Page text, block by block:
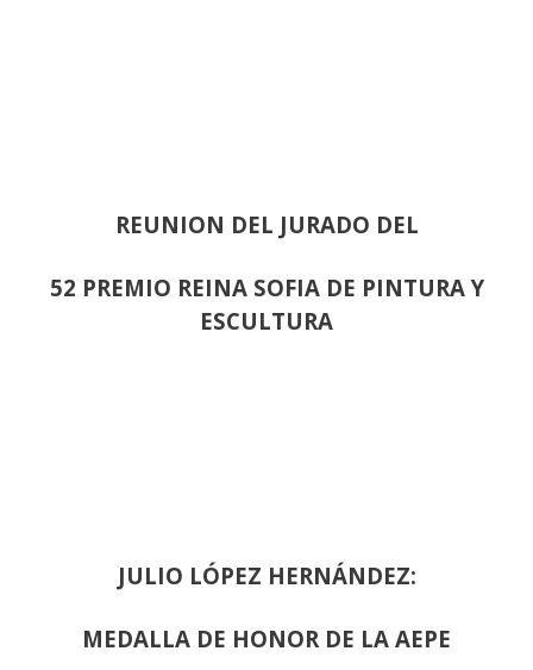
REUNION DEL JURADO DEL
52 PREMIO REINA SOFIA DE PINTURA Y
ESCULTURA
JULIO LÓPEZ HERNÁNDEZ:
MEDALLA DE HONOR DE LA AEPE